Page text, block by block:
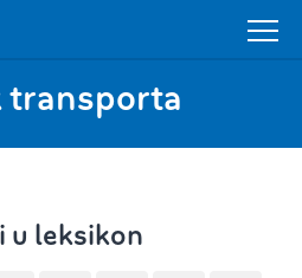
transporta
u leksikon